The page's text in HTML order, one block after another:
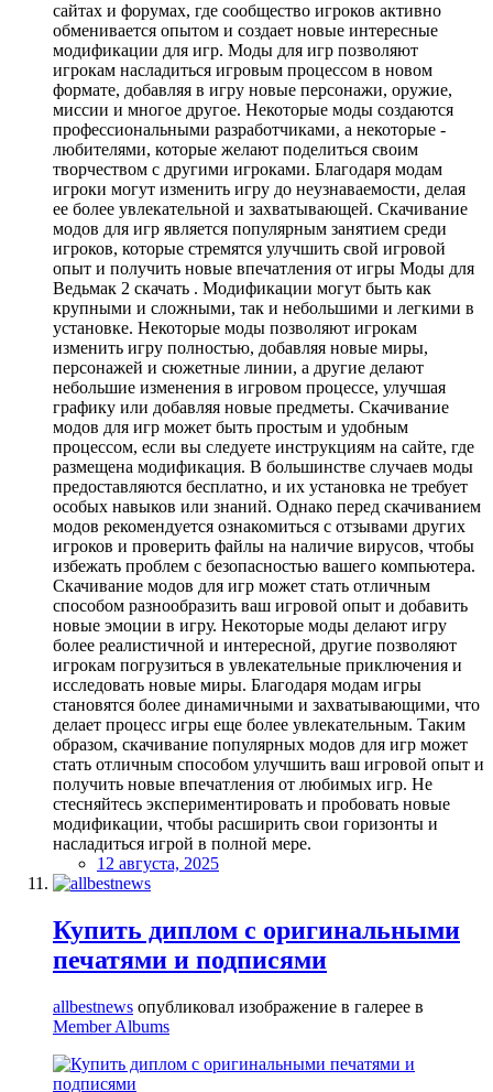
сайтах и форумах, где сообщество игроков активно
обменивается опытом и создает новые интересные
модификации для игр. Моды для игр позволяют
игрокам насладиться игровым процессом в новом
формате, добавляя в игру новые персонажи, оружие,
миссии и многое другое. Некоторые моды создаются
профессиональными разработчиками, а некоторые -
любителями, которые желают поделиться своим
творчеством с другими игроками. Благодаря модам
игроки могут изменить игру до неузнаваемости, делая
ее более увлекательной и захватывающей. Скачивание
модов для игр является популярным занятием среди
игроков, которые стремятся улучшить свой игровой
опыт и получить новые впечатления от игры Моды для
Ведьмак 2 скачать . Модификации могут быть как
крупными и сложными, так и небольшими и легкими в
установке. Некоторые моды позволяют игрокам
изменить игру полностью, добавляя новые миры,
персонажей и сюжетные линии, а другие делают
небольшие изменения в игровом процессе, улучшая
графику или добавляя новые предметы. Скачивание
модов для игр может быть простым и удобным
процессом, если вы следуете инструкциям на сайте, где
размещена модификация. В большинстве случаев моды
предоставляются бесплатно, и их установка не требует
особых навыков или знаний. Однако перед скачиванием
модов рекомендуется ознакомиться с отзывами других
игроков и проверить файлы на наличие вирусов, чтобы
избежать проблем с безопасностью вашего компьютера.
Скачивание модов для игр может стать отличным
способом разнообразить ваш игровой опыт и добавить
новые эмоции в игру. Некоторые моды делают игру
более реалистичной и интересной, другие позволяют
игрокам погрузиться в увлекательные приключения и
исследовать новые миры. Благодаря модам игры
становятся более динамичными и захватывающими, что
делает процесс игры еще более увлекательным. Таким
образом, скачивание популярных модов для игр может
стать отличным способом улучшить ваш игровой опыт и
получить новые впечатления от любимых игр. Не
стесняйтесь экспериментировать и пробовать новые
модификации, чтобы расширить свои горизонты и
насладиться игрой в полной мере.
12 августа, 2025
Купить диплом с оригинальными
печатями и подписями
allbestnews опубликовал изображение в галерее в
Member Albums